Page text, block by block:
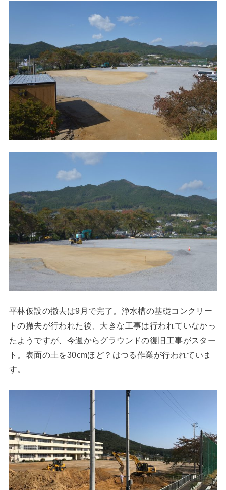
平林仮設の撤去は9月で完了。浄水槽の基礎コンクリー
トの撤去が行われた後、大きな工事は行われていなかっ
たようですが、今週からグラウンドの復旧工事がスター
ト。表面の土を30cmほど？はつる作業が行われていま
す。